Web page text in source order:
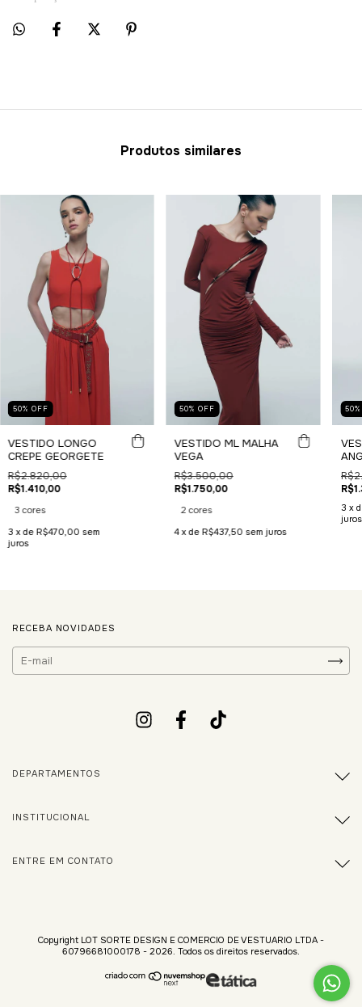
Produtos similares
50% OFF
VESTIDO LONGO
CREPE GEORGETE
R$2.820,00
R$1.410,00
3 cores
3 x de R$470,00 sem
juros
50% OFF
VESTIDO ML MALHA
VEGA
R$3.500,00
R$1.750,00
2 cores
4 x de R$437,50 sem juros
50
3 x
juros
RECEBA NOVIDADES
DEPARTAMENTOS
INSTITUCIONAL
ENTRE EM CONTATO
Copyright LOT SORTE DESIGN E COMERCIO DE VESTUARIO LTDA -
60796681000178 - 2026. Todos os direitos reservados.